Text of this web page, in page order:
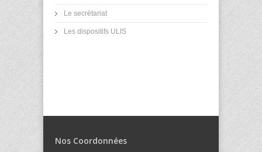
Le secrétariat
Les dispositifs ULIS
Nos Coordonnées